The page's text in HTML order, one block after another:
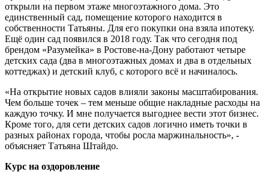
открыли на первом этаже многоэтажного дома. Это
единственный сад, помещение которого находится в
собственности Татьяны. Для его покупки она взяла ипотеку.
Ещё один сад появился в 2018 году. Так что сегодня под
брендом «Разумейка» в Ростове-на-Дону работают четыре
детских сада (два в многоэтажных домах и два в отдельных
коттеджах) и детский клуб, с которого всё и начиналось.
«На открытие новых садов влияли законы масштабирования.
Чем больше точек – тем меньше общие накладные расходы на
каждую точку. И мне получается выгоднее вести этот бизнес.
Кроме того, для сети детских садов логично иметь точки в
разных районах города, чтобы росла маржинальность», -
объясняет Татьяна Штайдо.
Курс на оздоровление